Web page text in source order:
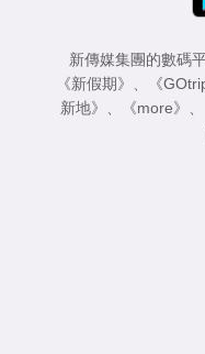
新傳媒集團的數碼
《新假期》 、 《
新地》 、 《more》 、